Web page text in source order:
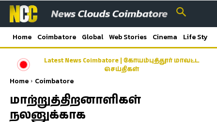
Home Coimbatore Global Web Stories Cinema Life Style
Latest News Coimbatore | கோயம்புத்தூர் மாவட்ட
செய்திகள்
Home Coimbatore
மாற்றுத்திறனாளிகள்
நலனுக்காக